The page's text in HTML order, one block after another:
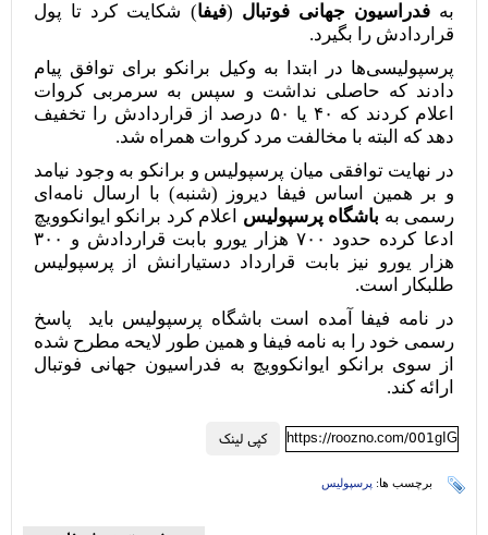
بهفدراسیون جهانی فوتبال (فیفا) شکایت کرد تا پول
قراردادش را بگیرد.
پرسپولیسی‌ها در ابتدا به وکیل برانکو برای توافق پیام
دادند که حاصلی نداشت و سپس به سرمربی کروات
اعلام کردند که ۴۰ یا ۵۰ درصد از قراردادش را تخفیف
دهد که البته با مخالفت مرد کروات همراه شد.
در نهایت توافقی میان پرسپولیس و برانکو به وجود نیامد
و بر همین اساس فیفا دیروز (شنبه) با ارسال نامه‌ای
رسمی به باشگاه پرسپولیس اعلام کرد برانکو ایوانکوویچ
ادعا کرده حدود ۷۰۰ هزار یورو بابت قراردادش و ۳۰۰
هزار یورو نیز بابت قرارداد دستیارانش از پرسپولیس
طلبکار است.
در نامه فیفا آمده است باشگاه پرسپولیس باید پاسخ
رسمی خود را به نامه فیفا و همین طور لایحه مطرح شده
از سوی برانکو ایوانکوویچ به فدراسیون جهانی فوتبال
ارائه کند.
کپی لینک https://roozno.com/001gIG
برچسب ها: پرسپولیس